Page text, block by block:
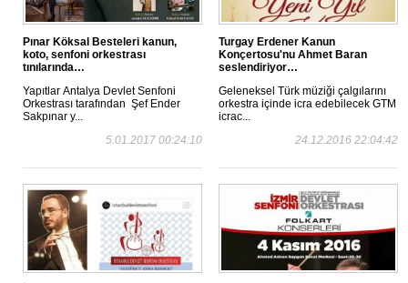
Pınar Köksal Besteleri kanun,
koto, senfoni orkestrası
tınılarında…
Yapıtlar Antalya Devlet Senfoni
Orkestrası tarafından Şef Ender
Sakpınar y...
5.01.2017 00:24:10
Turgay Erdener Kanun
Konçertosu'nu Ahmet Baran
seslendiriyor…
Geleneksel Türk müziği çalgılarını
orkestra içinde icra edebilecek GTM
icrac...
24.12.2016 22:04:42